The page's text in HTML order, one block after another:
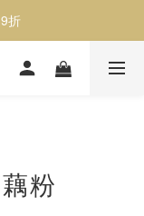
折
折
片任選三包9折
粉